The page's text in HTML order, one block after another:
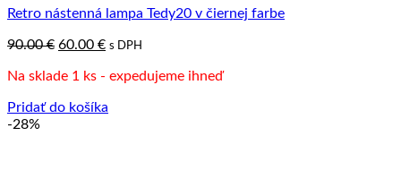
Retro nástenná lampa Tedy20 v čiernej farbe
90.00€ Pôvodná
bola:
60.00 €Aktuálna
je:
s DPH
Na sklade 1 ks - expedujeme ihneď
Pridať do košíka
-28%